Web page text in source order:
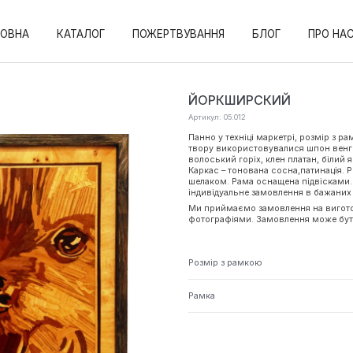
КАТАЛОГ ПОЖЕРТВУВАННЯ БЛОГ ПРО
ЙОРКШИРСКИЙ
Артикул: 05.012
Панно у техніці маркетрі, розмір з
твору використовувалися шпон
волоський горіх, клен платан,
Каркас – тонована сосна,патинація.
шелаком. Рама оснащена
індивідуальне замовлення в бажаних
Ми приймаємо замовлення на
фотографіями. Замовлення може
Розмір з рамкою
Рамка